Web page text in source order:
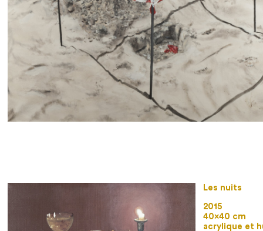
Les nuits
2015
40×40 cm
acrylique et